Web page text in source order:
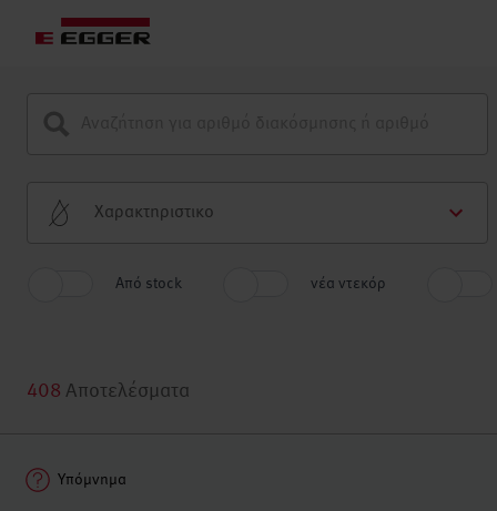
Χαρακτηριστικο
Από stock νέα ντεκόρ
408 Αποτελέσματα
Υπόμνημα